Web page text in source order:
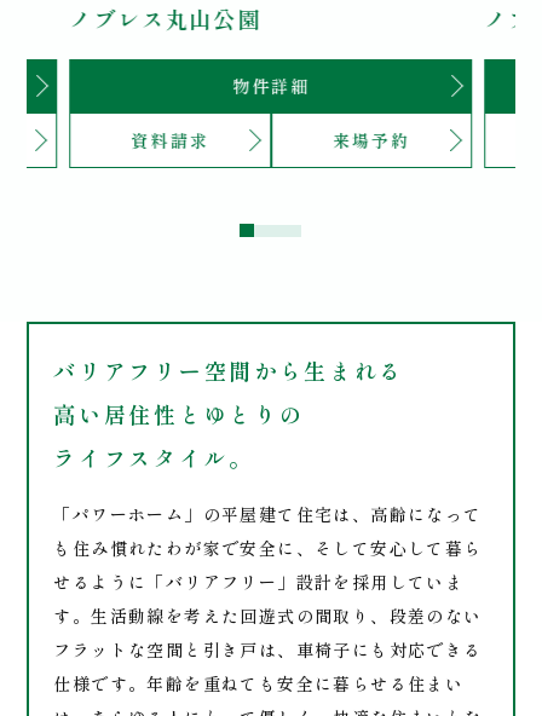
ノブレス丸山公園
物件詳細
資料請求 来場予約
ノブ
バリアフリー空間から 生まれる
高い居住性とゆとりの
ライフスタイル。
「パワーホーム」の平屋建て住宅は、高齢になって
も住み慣れたわが家で安全に、そして安心して暮ら
せるように「バリアフリー」設計を採用していま
す。生活動線を考えた回遊式の間取り、段差のない
フラットな空間と引き戸は、車椅子にも対応できる
仕様です。年齢を重ねても安全に暮らせる住まい